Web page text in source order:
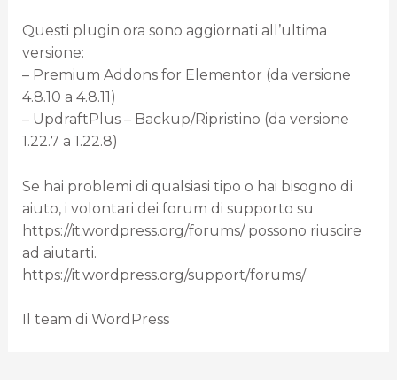
Questi plugin ora sono aggiornati all’ultima
versione:
– Premium Addons for Elementor (da versione
4.8.10 a 4.8.11)
– UpdraftPlus – Backup/Ripristino (da versione
1.22.7 a 1.22.8)
Se hai problemi di qualsiasi tipo o hai bisogno di
aiuto, i volontari dei forum di supporto su
https://it.wordpress.org/forums/ possono riuscire
ad aiutarti.
https://it.wordpress.org/support/forums/
Il team di WordPress